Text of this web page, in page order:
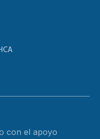
con el apoyo